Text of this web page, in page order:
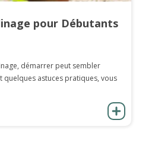
pour Débutants
démarrer peut sembler
quelques astuces pratiques, vous